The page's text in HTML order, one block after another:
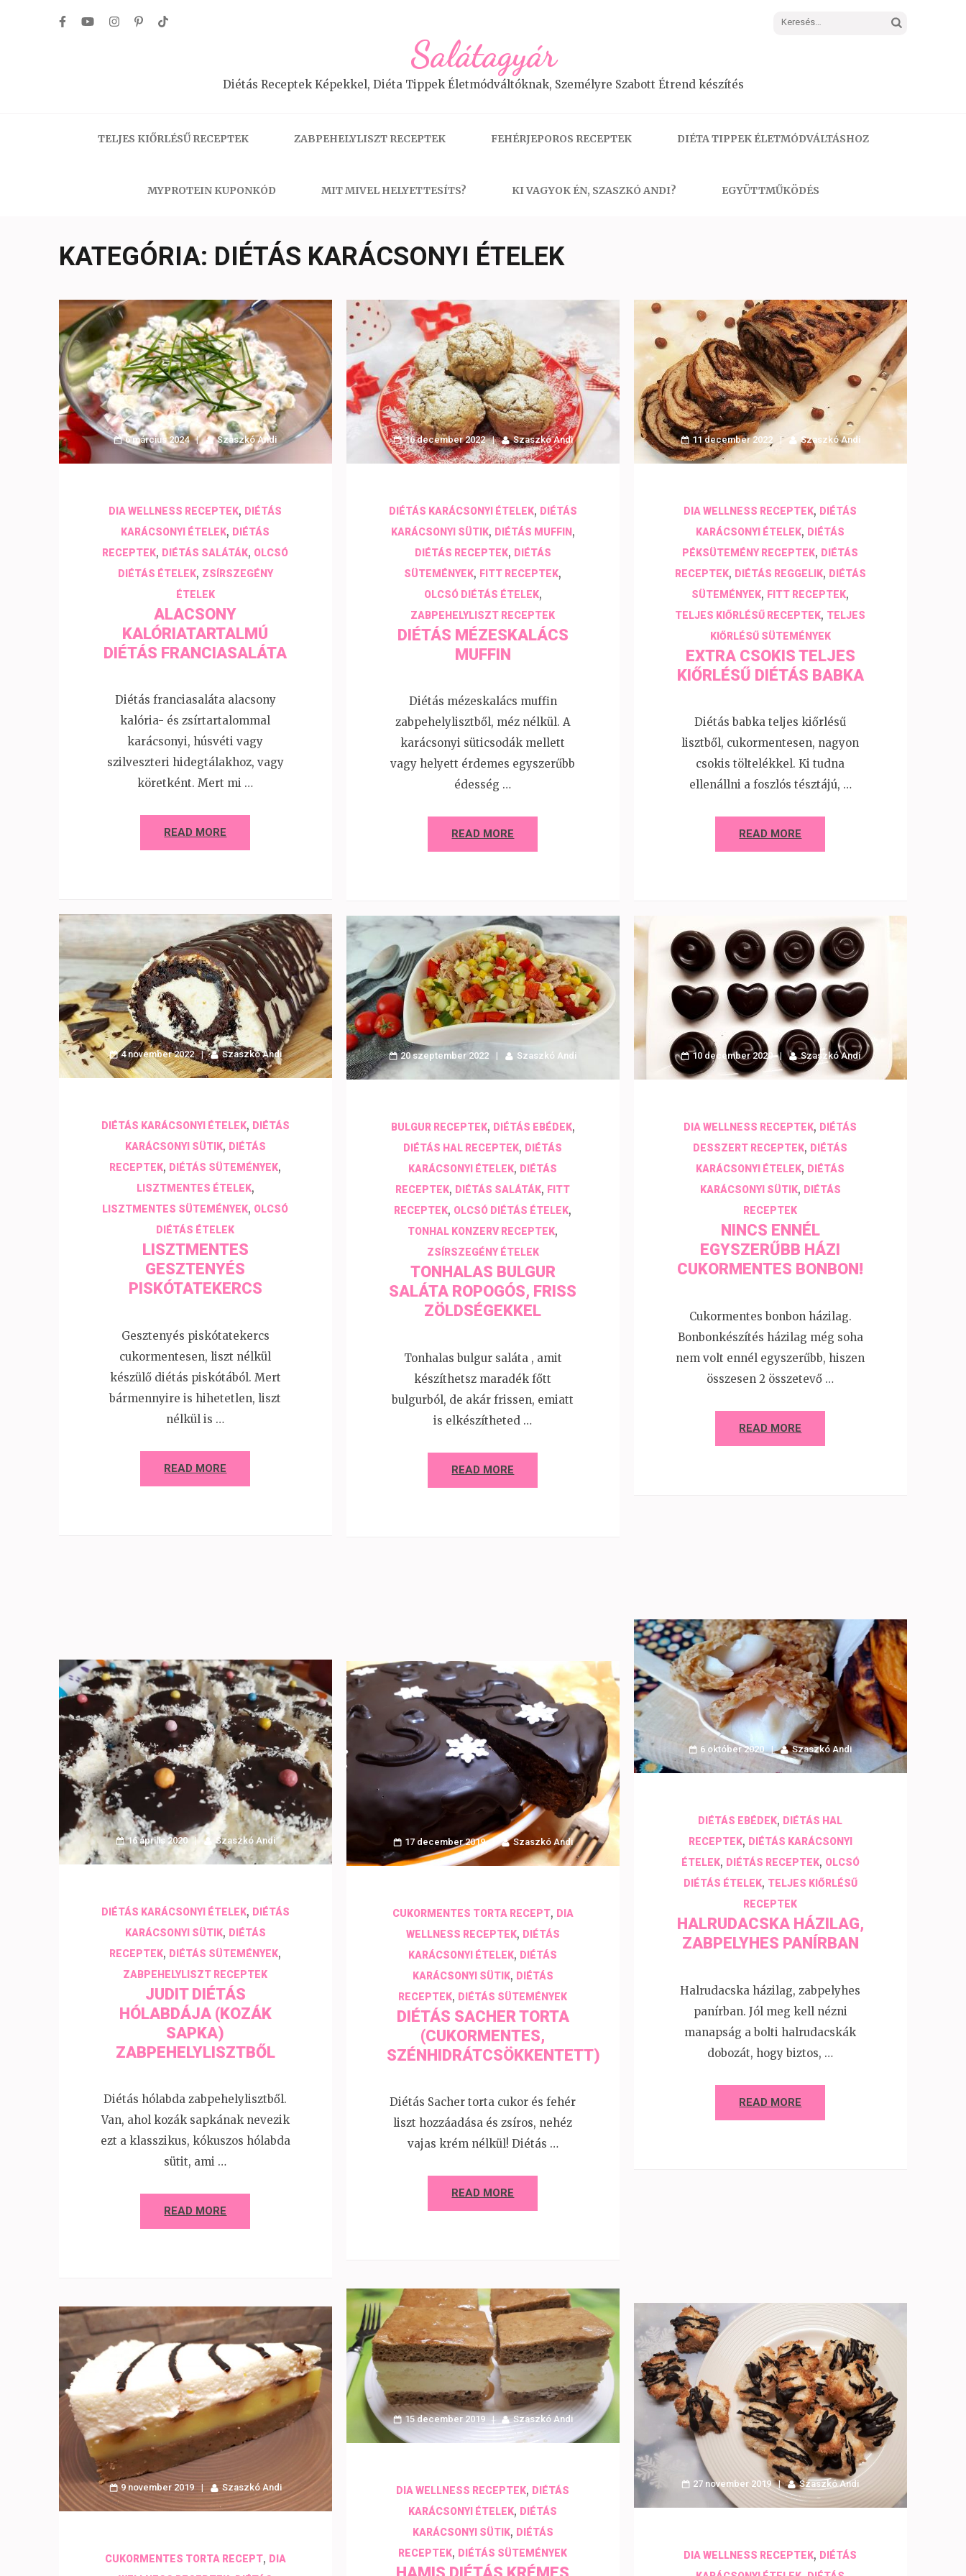
Keresés:
Salátagyár
Diétás Receptek Képekkel, Diéta Tippek Életmódváltóknak, Személyre Szabott Étrend készítés
TELJES KIŐRLÉSŰ RECEPTEK ZABPEHELYLISZT RECEPTEK FEHÉRJEPOROS RECEPTEK DIÉTA TIPPEK ÉLETMÓDVÁLTÁSHOZ
MYPROTEIN KUPONKÓD MIT MIVEL HELYETTESÍTS? KI VAGYOK ÉN, SZASZKÓ ANDI? EGYÜTTMŰKÖDÉS
KATEGÓRIA: DIÉTÁS KARÁCSONYI ÉTELEK
6 március 2024 Szaszkó Andi
DIA WELLNESS RECEPTEK, DIÉTÁS
KARÁCSONYI ÉTELEK, DIÉTÁS
RECEPTEK, DIÉTÁS SALÁTÁK, OLCSÓ
DIÉTÁS ÉTELEK, ZSÍRSZEGÉNY
ÉTELEK
ALACSONY
KALÓRIATARTALMÚ
DIÉTÁS FRANCIASALÁTA
Diétás franciasaláta alacsony
kalória- és zsírtartalommal
karácsonyi, húsvéti vagy
szilveszteri hidegtálakhoz, vagy
köretként. Mert mi …
READ MORE
16 december 2022 Szaszkó Andi
DIÉTÁS KARÁCSONYI ÉTELEK, DIÉTÁS
KARÁCSONYI SÜTIK, DIÉTÁS MUFFIN,
DIÉTÁS RECEPTEK, DIÉTÁS
SÜTEMÉNYEK, FITT RECEPTEK,
OLCSÓ DIÉTÁS ÉTELEK,
ZABPEHELYLISZT RECEPTEK
DIÉTÁS MÉZESKALÁCS
MUFFIN
Diétás mézeskalács muffin
zabpehelylisztből, méz nélkül. A
karácsonyi süticsodák mellett
vagy helyett érdemes egyszerűbb
édesség …
READ MORE
11 december 2022 Szaszkó Andi
DIA WELLNESS RECEPTEK, DIÉTÁS
KARÁCSONYI ÉTELEK, DIÉTÁS
PÉKSÜTEMÉNY RECEPTEK, DIÉTÁS
RECEPTEK, DIÉTÁS REGGELIK, DIÉTÁS
SÜTEMÉNYEK, FITT RECEPTEK,
TELJES KIŐRLÉSŰ RECEPTEK, TELJES
KIŐRLÉSŰ SÜTEMÉNYEK
EXTRA CSOKIS TELJES
KIŐRLÉSŰ DIÉTÁS BABKA
Diétás babka teljes kiőrlésű
lisztből, cukormentesen, nagyon
csokis töltelékkel. Ki tudna
ellenállni a foszlós tésztájú, …
READ MORE
4 november 2022 Szaszkó Andi
DIÉTÁS KARÁCSONYI ÉTELEK, DIÉTÁS
KARÁCSONYI SÜTIK, DIÉTÁS
RECEPTEK, DIÉTÁS SÜTEMÉNYEK,
LISZTMENTES ÉTELEK,
LISZTMENTES SÜTEMÉNYEK, OLCSÓ
DIÉTÁS ÉTELEK
LISZTMENTES
GESZTENYÉS
PISKÓTATEKERCS
Gesztenyés piskótatekercs
cukormentesen, liszt nélkül
készülő diétás piskótából. Mert
bármennyire is hihetetlen, liszt
nélkül is …
READ MORE
20 szeptember 2022 Szaszkó Andi
BULGUR RECEPTEK, DIÉTÁS EBÉDEK,
DIÉTÁS HAL RECEPTEK, DIÉTÁS
KARÁCSONYI ÉTELEK, DIÉTÁS
RECEPTEK, DIÉTÁS SALÁTÁK, FITT
RECEPTEK, OLCSÓ DIÉTÁS ÉTELEK,
TONHAL KONZERV RECEPTEK,
ZSÍRSZEGÉNY ÉTELEK
TONHALAS BULGUR
SALÁTA ROPOGÓS, FRISS
ZÖLDSÉGEKKEL
Tonhalas bulgur saláta , amit
készíthetsz maradék főtt
bulgurból, de akár frissen, emiatt
is elkészítheted …
READ MORE
10 december 2020 Szaszkó Andi
DIA WELLNESS RECEPTEK, DIÉTÁS
DESSZERT RECEPTEK, DIÉTÁS
KARÁCSONYI ÉTELEK, DIÉTÁS
KARÁCSONYI SÜTIK, DIÉTÁS
RECEPTEK
NINCS ENNÉL
EGYSZERŰBB HÁZI
CUKORMENTES BONBON!
Cukormentes bonbon házilag.
Bonbonkészítés házilag még soha
nem volt ennél egyszerűbb, hiszen
összesen 2 összetevő …
READ MORE
6 október 2020 Szaszkó Andi
DIÉTÁS EBÉDEK, DIÉTÁS HAL
RECEPTEK, DIÉTÁS KARÁCSONYI
ÉTELEK, DIÉTÁS RECEPTEK, OLCSÓ
DIÉTÁS ÉTELEK, TELJES KIŐRLÉSŰ
RECEPTEK
HALRUDACSKA HÁZILAG,
ZABPELYHES PANÍRBAN
Halrudacska házilag, zabpelyhes
panírban. Jól meg kell nézni
manapság a bolti halrudacskák
dobozát, hogy biztos, …
READ MORE
16 április 2020 Szaszkó Andi
DIÉTÁS KARÁCSONYI ÉTELEK, DIÉTÁS
KARÁCSONYI SÜTIK, DIÉTÁS
RECEPTEK, DIÉTÁS SÜTEMÉNYEK,
ZABPEHELYLISZT RECEPTEK
JUDIT DIÉTÁS
HÓLABDÁJA (KOZÁK
SAPKA)
ZABPEHELYLISZTBŐL
Diétás hólabda zabpehelylisztből.
Van, ahol kozák sapkának nevezik
ezt a klasszikus, kókuszos hólabda
sütit, ami …
READ MORE
17 december 2019 Szaszkó Andi
CUKORMENTES TORTA RECEPT, DIA
WELLNESS RECEPTEK, DIÉTÁS
KARÁCSONYI ÉTELEK, DIÉTÁS
KARÁCSONYI SÜTIK, DIÉTÁS
RECEPTEK, DIÉTÁS SÜTEMÉNYEK
DIÉTÁS SACHER TORTA
(CUKORMENTES,
SZÉNHIDRÁTCSÖKKENTETT)
Diétás Sacher torta cukor és fehér
liszt hozzáadása és zsíros, nehéz
vajas krém nélkül! Diétás …
READ MORE
15 december 2019 Szaszkó Andi
DIA WELLNESS RECEPTEK, DIÉTÁS
KARÁCSONYI ÉTELEK, DIÉTÁS
KARÁCSONYI SÜTIK, DIÉTÁS
RECEPTEK, DIÉTÁS SÜTEMÉNYEK
HAMIS DIÉTÁS KRÉMES
27 november 2019 Szaszkó Andi
DIA WELLNESS RECEPTEK, DIÉTÁS
9 november 2019 Szaszkó Andi
CUKORMENTES TORTA RECEPT, DIA